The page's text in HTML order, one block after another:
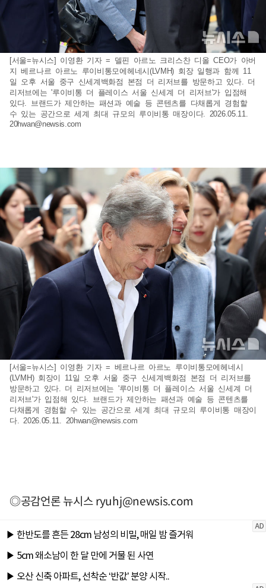
[서울=뉴시스] 이영환 기자 = 델핀 아르노 크리스찬 디올 CEO가 아버
지 베르나르 아르노 루이비통모에헤네시(LVMH) 회장 일행과 함께 11
일 오후 서울 중구 신세계백화점 본점 더 리저브를 방문하고 있다. 더
리저브에는 '루이비통 더 플레이스 서울 신세계 더 리저브'가 입점해
있다. 브랜드가 제안하는 패션과 예술 등 콘텐츠를 다채롭게 경험할
수 있는 공간으로 세계 최대 규모의 루이비통 매장이다. 2026.05.11.
20hwan@newsis.com
[서울=뉴시스] 이영환 기자 = 베르나르 아르노 루이비통모에헤네시
(LVMH) 회장이 11일 오후 서울 중구 신세계백화점 본점 더 리저브를
방문하고 있다. 더 리저브에는 '루이비통 더 플레이스 서울 신세계 더
리저브'가 입점해 있다. 브랜드가 제안하는 패션과 예술 등 콘텐츠를
다채롭게 경험할 수 있는 공간으로 세계 최대 규모의 루이비통 매장이
다. 2026.05.11. 20hwan@newsis.com
◎공감언론 뉴시스ryuhj@newsis.com